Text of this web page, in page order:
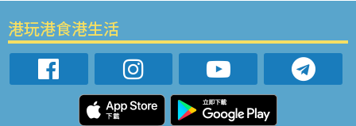
港玩港食港生活